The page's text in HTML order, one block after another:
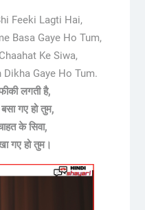
Feeki Lagti Hai,
Basa Gaye Ho Tum,
Ke Siwa,
Gaye Ho Tum.
लगती है,
गए हो तुम,
के सिवा,
गए हो तुम।